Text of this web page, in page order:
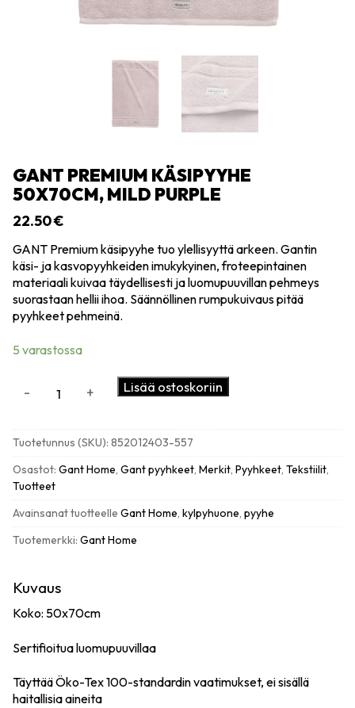
GANT PREMIUM KÄSIPYYHE
50X70CM, MILD PURPLE
22.50€
GANT Premium käsipyyhe tuo ylellisyyttä arkeen. Gantin
käsi- ja kasvopyyhkeiden imukykyinen, froteepintainen
materiaali kuivaa täydellisesti ja luomupuuvillan pehmeys
suorastaan hellii ihoa. Säännöllinen rumpukuivaus pitää
pyyhkeet pehmeinä.
5 varastossa
Premium
Mild
purple
määrä
- + Lisää ostoskoriin
Tuotetunnus (SKU): 852012403-557
Osastot: Gant Home, Gant pyyhkeet, Merkit, Pyyhkeet, Tekstiilit,
Tuotteet
Avainsanat tuotteelle Gant Home, kylpyhuone, pyyhe
Tuotemerkki: Gant Home
Kuvaus
Koko: 50x70cm
Sertifioitua luomupuuvillaa
Täyttää Öko-Tex 100-standardin vaatimukset, ei sisällä
haitallisia aineita